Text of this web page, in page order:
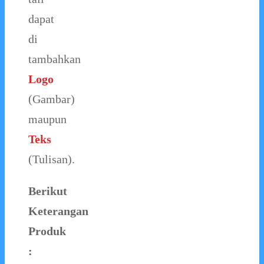
dapat
di
tambahkan
Logo
(Gambar)
maupun
Teks
(Tulisan).
Berikut
Keterangan
Produk
: